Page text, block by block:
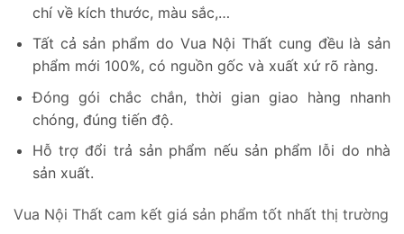
chí về kích thước, màu sắc,…
Tất cả sản phẩm do Vua Nội Thất cung đều là sản
phẩm mới 100%, có nguồn gốc và xuất xứ rõ ràng.
Đóng gói chắc chắn, thời gian giao hàng nhanh
chóng, đúng tiến độ.
Hỗ trợ đổi trả sản phẩm nếu sản phẩm lỗi do nhà
sản xuất.
Vua Nội Thất cam kết giá sản phẩm tốt nhất thị trường